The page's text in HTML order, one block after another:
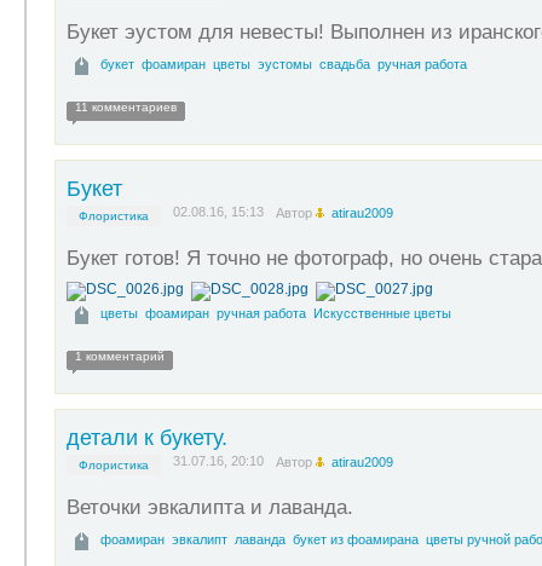
Букет эустом для невесты! Выполнен из
букет фоамиран цветы эустомы свадьба ручная работа
11 комментариев
Букет
Флористика 02.08.16, 15:13 Автор atirau2009
Букет готов! Я точно не фотограф, но очень
цветы фоамиран ручная работа Искусственные цветы
1 комментарий
детали к букету.
Флористика 31.07.16, 20:10 Автор atirau2009
Веточки эвкалипта и лаванда.
фоамиран эвкалипт лаванда букет из фоамирана цветы ручной